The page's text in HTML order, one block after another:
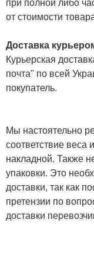
при полной либо
от стоимости
Доставка
Курьерская
почта" по всей
покупатель.
Мы настоятельно
соответствие веса
накладной. Также
упаковки. Это
доставки, так как
претензии по
доставки